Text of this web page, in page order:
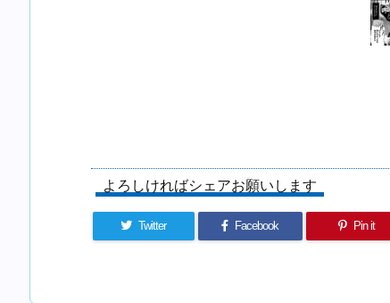
よろしければシェアお願いします
Twitter Facebook Pin it